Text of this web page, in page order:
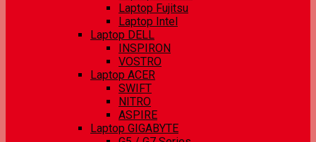
Laptop Fujitsu
Laptop Intel
Laptop DELL
INSPIRON
VOSTRO
Laptop ACER
SWIFT
NITRO
ASPIRE
Laptop GIGABYTE